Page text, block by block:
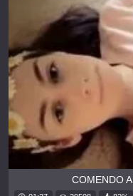
COMENDO